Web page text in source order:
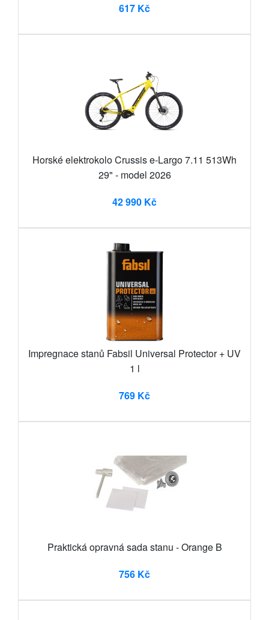
617 Kč
Horské elektrokolo Crussis e-Largo 7.11 513Wh
29" - model 2026
42 990 Kč
Impregnace stanů Fabsil Universal Protector + UV
1 l
769 Kč
Praktická opravná sada stanu - Orange B
756 Kč